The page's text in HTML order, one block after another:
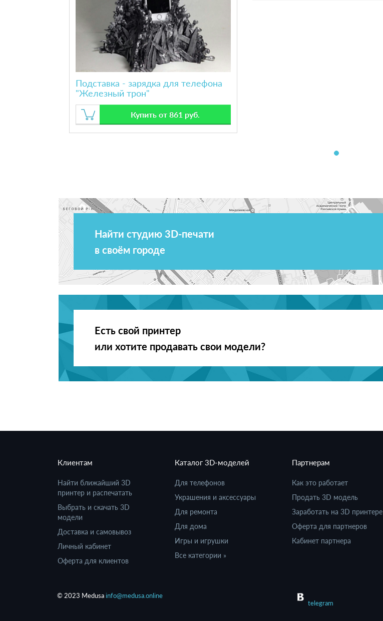
Подставка - зарядка для телефона
"Железный трон"
Купить от 861 руб.
Найти студию 3D-печати
в своём городе
Есть свой принтер
или хотите продавать свои модели?
Клиентам
Найти ближайший 3D
принтер и распечатать
Выбрать и скачать 3D
модели
Доставка и самовывоз
Личный кабинет
Оферта для клиентов
Каталог 3D-моделей
Для телефонов
Украшения и аксессуары
Для ремонта
Для дома
Игры и игрушки
Все категории »
Партнерам
Как это работает
Продать 3D модель
Заработать на 3D принтере
Оферта для партнеров
Кабинет партнера
© 2023 Medusa info@medusa.online
telegram